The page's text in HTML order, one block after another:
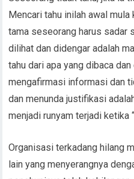
Mencari tahu inilah awal
tama seseorang harus sadar
dilihat dan didengar adalah
tahu dari apa yang dibaca
mengafirmasi informasi dan
dan menunda justifikasi
menjadi runyam terjadi ketika
Organisasi terkadang hilang
lain yang menyerangnya